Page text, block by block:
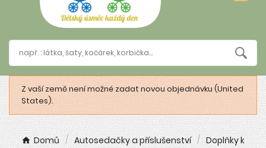
Z vaší země není možné zadat novou objednávku (United
States).
Domů Autosedačky a příslušenství
Doplňky k